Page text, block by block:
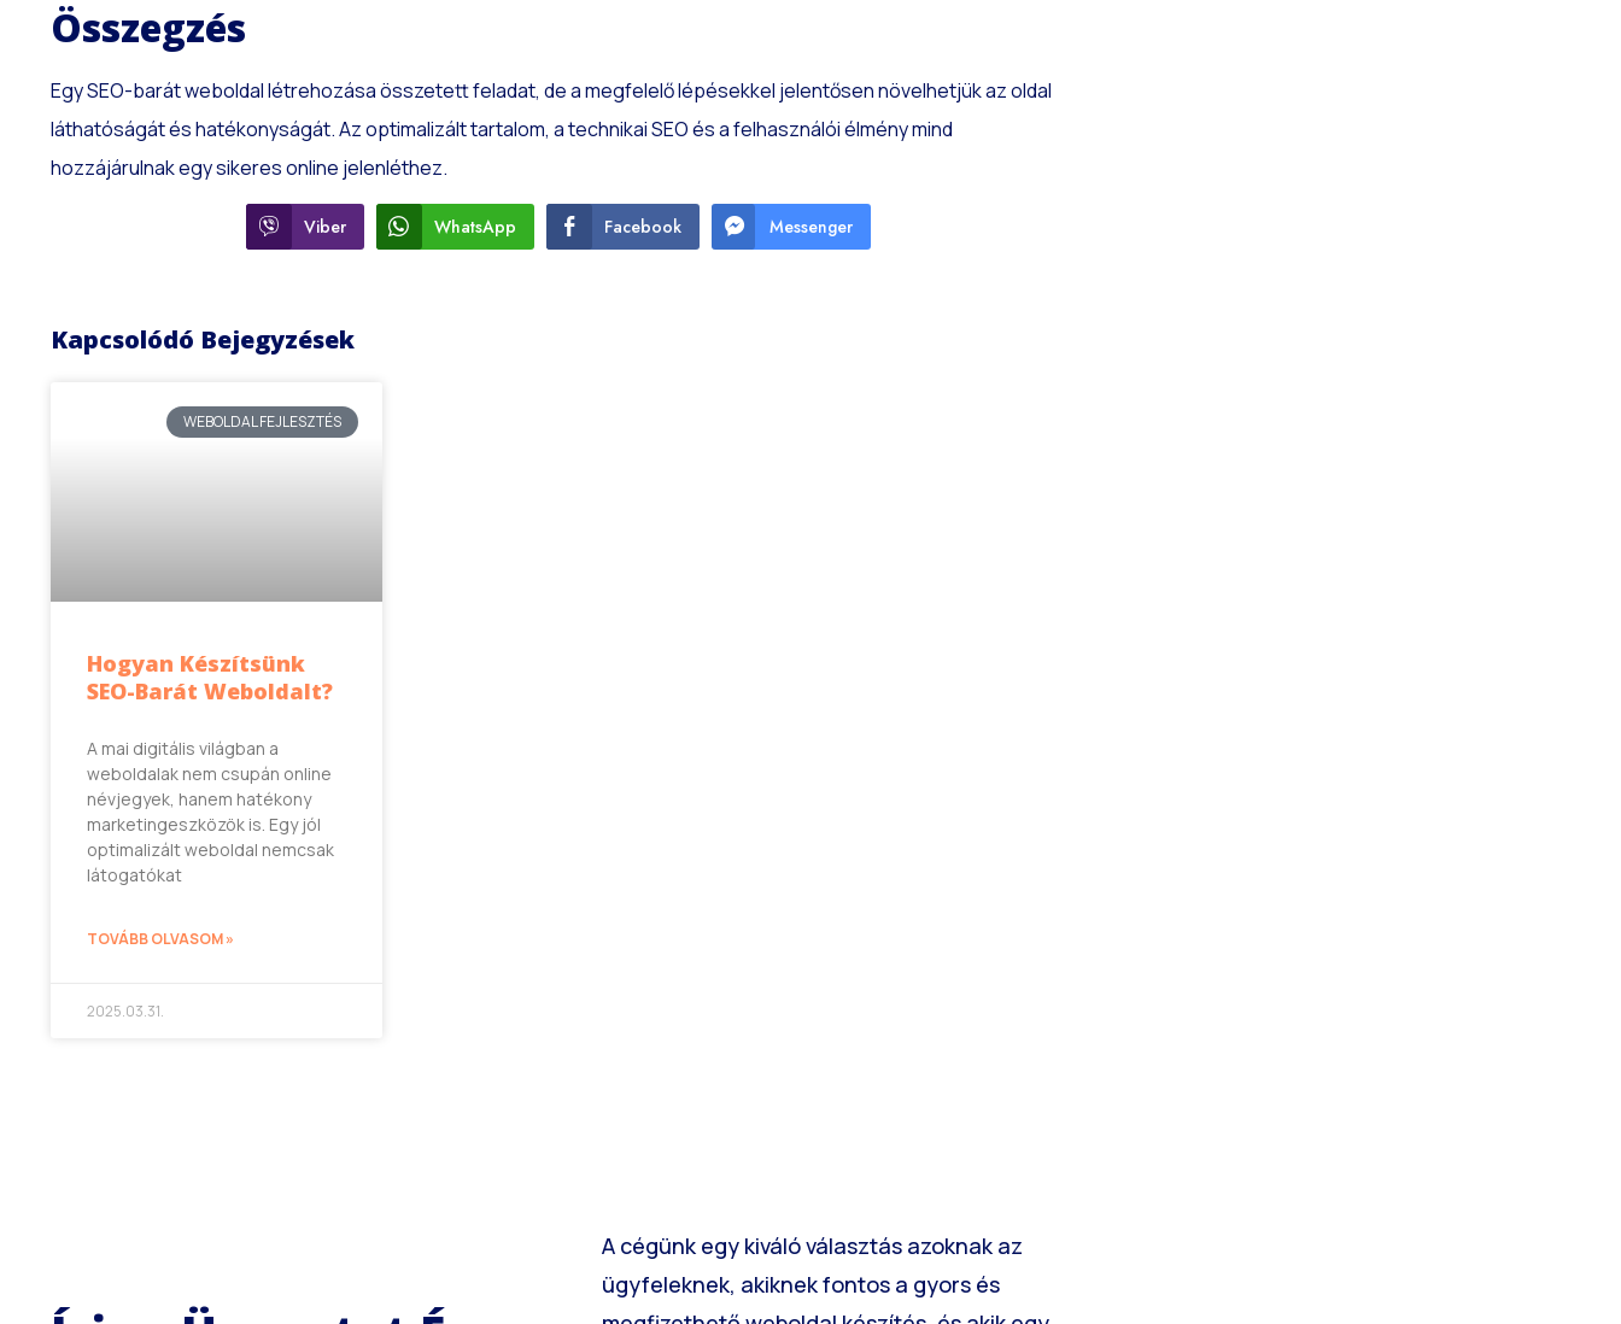
Összegzés
Egy SEO-barát weboldal létrehozása összetett feladat, de a megfelelő lépésekkel jelentősen növelhetjük az oldal
láthatóságát és hatékonyságát. Az optimalizált tartalom, a technikai SEO és a felhasználói élmény mind
hozzájárulnak egy sikeres online jelenléthez.
Viber WhatsApp Facebook Messenger
Kapcsolódó Bejegyzések
WEBOLDAL FEJLESZTÉS
Hogyan Készítsünk
SEO-Barát Weboldalt?
A mai digitális világban a
weboldalak nem csupán online
névjegyek, hanem hatékony
marketingeszközök is. Egy jól
optimalizált weboldal nemcsak
látogatókat
TOVÁBB OLVASOM »
2025.03.31.
A cégünk egy kiváló választás azoknak az
ügyfeleknek, akiknek fontos a gyors és